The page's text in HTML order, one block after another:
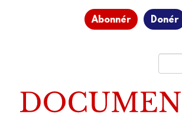
Abonnér Donér